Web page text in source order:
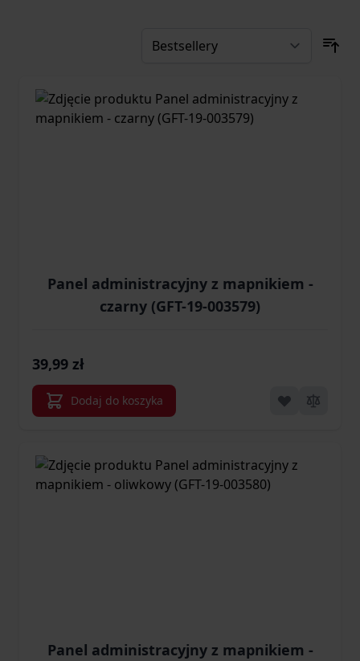
Panel administracyjny z mapnikiem -
czarny (GFT-19-003579)
39,99 zł
Dodaj do koszyka
Panel administracyjny z mapnikiem -